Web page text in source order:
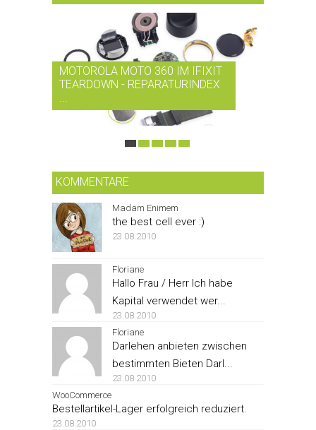
MOTOROLA MOTO 360 IM IFIXIT
TEARDOWN - REPARATURINDEX
...
KOMMENTARE
Madam Enimem
the best cell ever :)
23.08.2010
Floriane
Hallo Frau / Herr Ich habe
Kapital verwendet wer...
23.08.2010
Floriane
Darlehen anbieten zwischen
bestimmten Bieten Darl...
23.08.2010
WooCommerce
Bestellartikel-Lager erfolgreich reduziert.
23.08.2010